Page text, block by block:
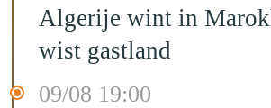
Algerije wint in
wist gastland
09/08 19:00